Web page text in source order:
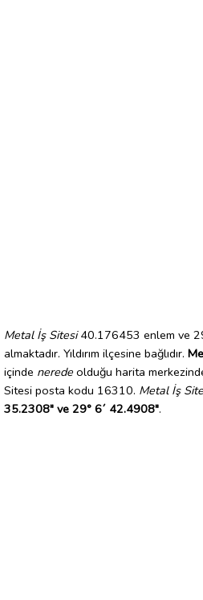
Metal İş Sitesi40.176453 enlem ve
almaktadır. Yıldırım ilçesine bağlıdır.
içinde nerede olduğu harita
Sitesi posta kodu 16310. Metal İş
35.2308" ve 29° 6´ 42.4908".